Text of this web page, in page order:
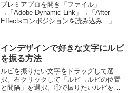
プレミアプロを開き「ファイル」
→「Adobe Dynamic Link」→「After
Effectsコンポジションを読み込み…」連
インデザインで好きな文字にルビ
を振る方法
ルビを振りたい文字をドラッグして選
択。右クリックして「ルビ→ルビの位置
と間隔」を選択。①で振りたいルビを入